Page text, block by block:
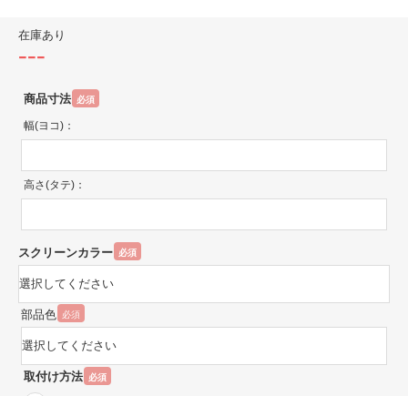
在庫あり
---
商品寸法 必須
幅(ヨコ)：
高さ(タテ)：
スクリーンカラー 必須
部品色 必須
取付け方法 必須